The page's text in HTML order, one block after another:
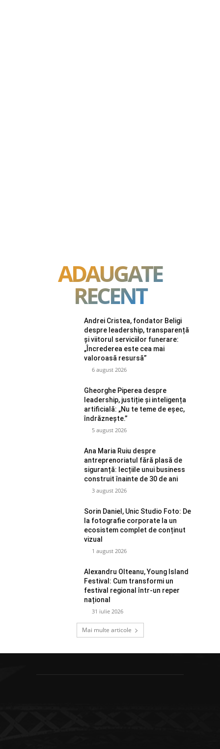
ADAUGATE
RECENT
Andrei Cristea, fondator Beligi
despre leadership, transparență
și viitorul serviciilor funerare:
„Încrederea este cea mai
valoroasă resursă”
6 august 2026
Gheorghe Piperea despre
leadership, justiție și inteligența
artificială: „Nu te teme de eșec,
îndrăznește.”
5 august 2026
Ana Maria Ruiu despre
antreprenoriatul fără plasă de
siguranță: lecțiile unui business
construit înainte de 30 de ani
3 august 2026
Sorin Daniel, Unic Studio Foto: De
la fotografie corporate la un
ecosistem complet de conținut
vizual
1 august 2026
Alexandru Olteanu, Young Island
Festival: Cum transformi un
festival regional într-un reper
național
31 iulie 2026
Mai multe articole